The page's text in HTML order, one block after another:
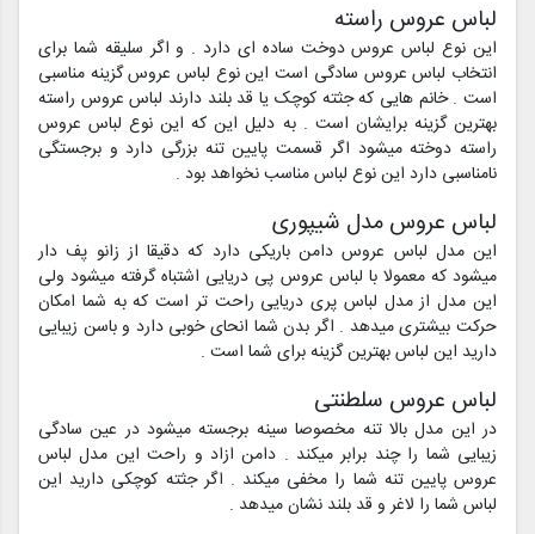
لباس عروس راسته
این نوع لباس عروس دوخت ساده ای دارد . و اگر سلیقه شما برای
انتخاب لباس عروس سادگی است این نوع لباس عروس گزینه مناسبی
است . خانم هایی که جثته کوچک یا قد بلند دارند لباس عروس راسته
بهترین گزینه برایشان است . به دلیل این که این نوع لباس عروس
راسته دوخته میشود اگر قسمت پایین تنه بزرگی دارد و برجستگی
نامناسبی دارد این نوع لباس مناسب نخواهد بود .
لباس عروس مدل شیپوری
این مدل لباس عروس دامن باریکی دارد که دقیقا از زانو پف دار
میشود که معمولا با لباس عروس پی دریایی اشتباه گرفته میشود ولی
این مدل از مدل لباس پری دریایی راحت تر است که به شما امکان
حرکت بیشتری میدهد . اگر بدن شما انحای خوبی دارد و باسن زیبایی
دارید این لباس بهترین گزینه برای شما است .
لباس عروس سلطنتی
در این مدل بالا تنه مخصوصا سینه برجسته میشود در عین سادگی
زیبایی شما را چند برابر میکند . دامن ازاد و راحت این مدل لباس
عروس پایین تنه شما را مخفی میکند . اگر جثته کوچکی دارید این
لباس شما را لاغر و قد بلند نشان میدهد .